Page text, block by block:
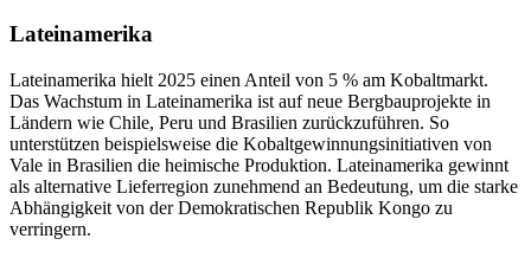
Lateinamerika
Lateinamerika hielt 2025 einen Anteil von 5 % am Kobaltmarkt.
Das Wachstum in Lateinamerika ist auf neue Bergbauprojekte in
Ländern wie Chile, Peru und Brasilien zurückzuführen. So
unterstützen beispielsweise die Kobaltgewinnungsinitiativen von
Vale in Brasilien die heimische Produktion. Lateinamerika gewinnt
als alternative Lieferregion zunehmend an Bedeutung, um die starke
Abhängigkeit von der Demokratischen Republik Kongo zu
verringern.